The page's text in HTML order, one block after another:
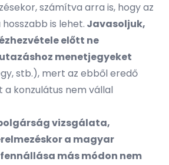
számítva arra is, hogy az
is lehet. Javasoljuk,
előtt ne
menetjegyeket
stb.), mert az ebből eredő
konzulátus nem vállal
vizsgálata,
a magyar
más módon nem